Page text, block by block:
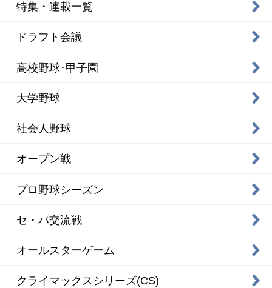
特集・連載一覧
ドラフト会議
高校野球･甲子園
大学野球
社会人野球
オープン戦
プロ野球シーズン
セ・パ交流戦
オールスターゲーム
クライマックスシリーズ(CS)